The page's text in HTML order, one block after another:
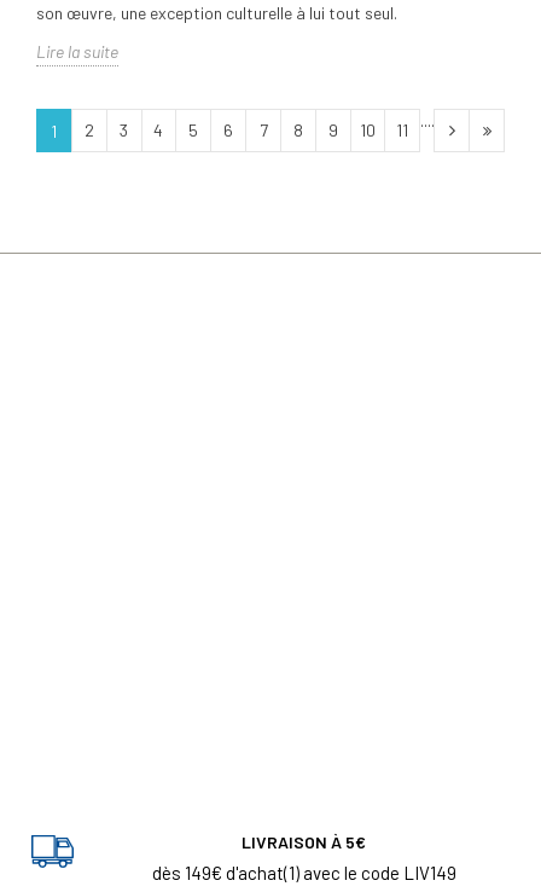
son œuvre, une exception culturelle à lui tout seul.
Lire la suite
1 2 3 4 5 6 7 8 9 10 11 ....
LIVRAISON À 5€
dès 149€ d'achat(1) avec le code LIV149